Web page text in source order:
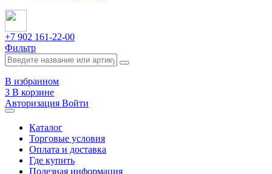
+7 902 161-22-00
Фильтр
В избранном
3 В корзине
Авторизация Войти
Каталог
Торговые условия
Оплата и доставка
Где купить
Полезная информация